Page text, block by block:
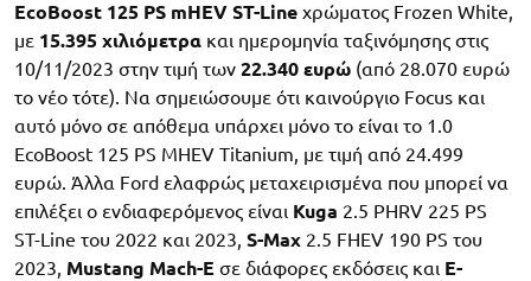
EcoBoost 125 PS mHEV ST-Line χρώματος Frozen White,
με 15.395 χιλιόμετρα και ημερομηνία ταξινόμησης στις
10/11/2023 στην τιμή των 22.340 ευρώ (από 28.070 ευρώ
το νέο τότε). Να σημειώσουμε ότι καινούργιο Focus και
αυτό μόνο σε απόθεμα υπάρχει μόνο το είναι το 1.0
EcoBoost 125 PS MHEV Titanium, με τιμή από 24.499
ευρώ. Άλλα Ford ελαφρώς μεταχειρισμένα που μπορεί να
επιλέξει ο ενδιαφερόμενος είναι Kuga 2.5 PHRV 225 PS
ST-Line του 2022 και 2023, S-Max 2.5 FHEV 190 PS του
2023, Mustang Mach-E σε διάφορες εκδόσεις και E-